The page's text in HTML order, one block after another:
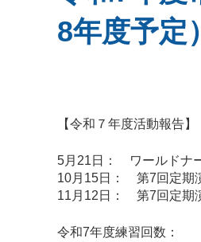
8年度予定）
【令和７年度活動報告】
5月21日： ワールドナ
10月15日： 第7回定期
11月12日： 第7回定期
令和7年度練習回数：